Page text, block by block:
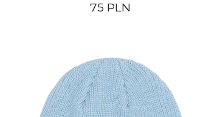
75 PLN